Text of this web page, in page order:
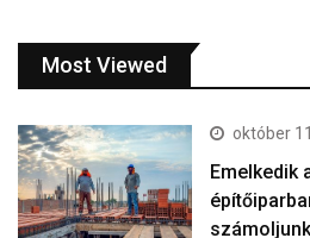
Most Viewed
október
Emelkedik